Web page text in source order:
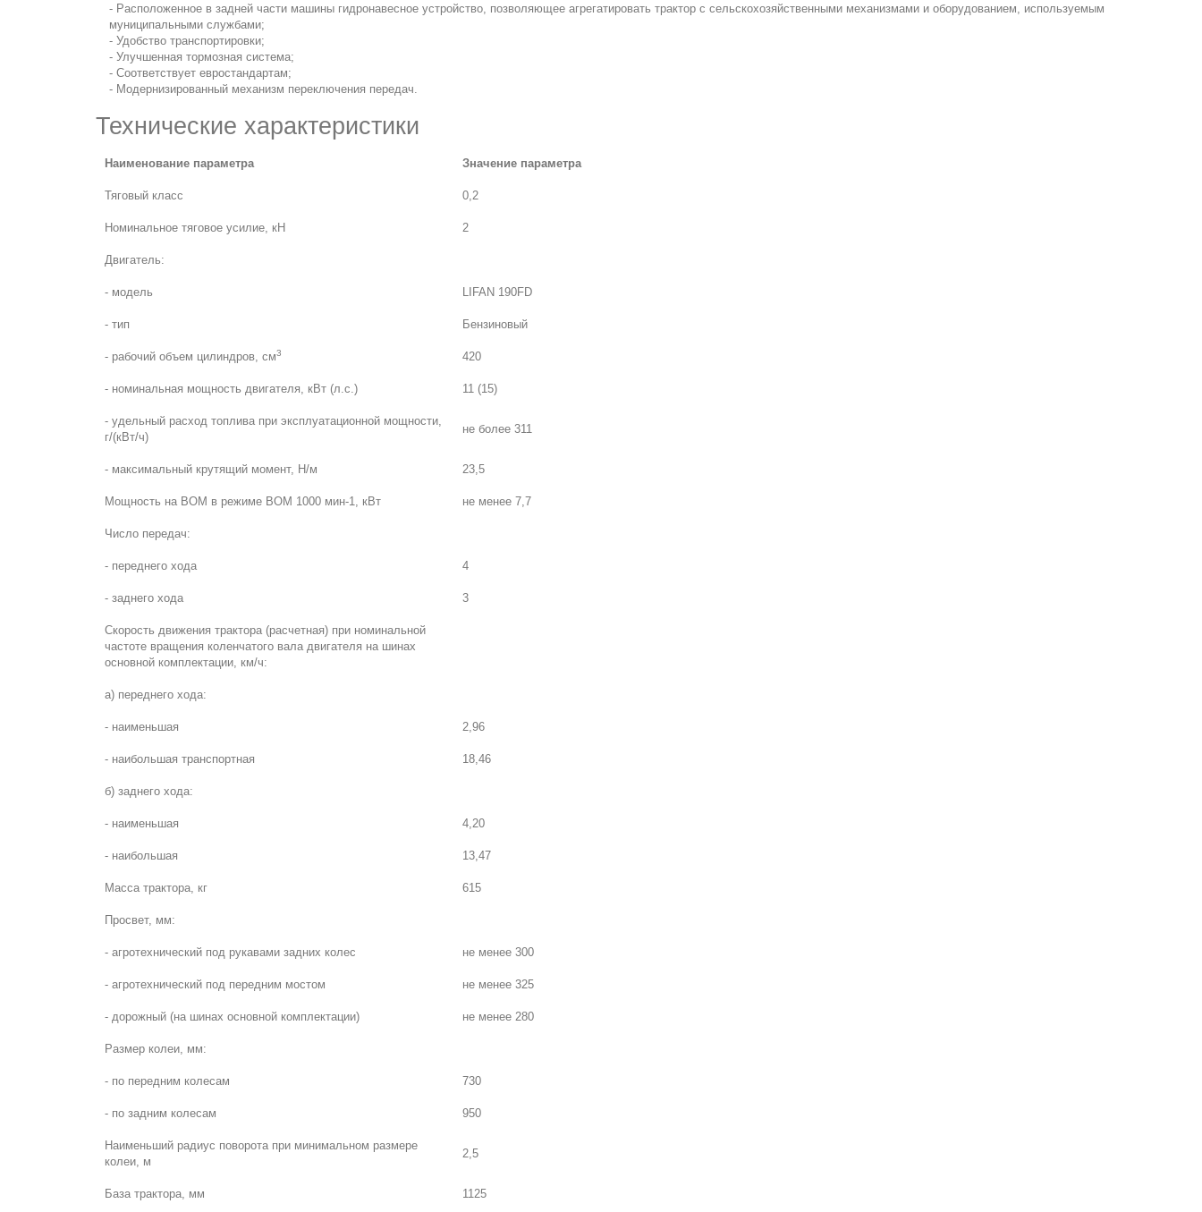
- Расположенное в задней части машины гидронавесное устройство, позволяющее агрегатировать трактор с сельскохозяйственными механизмами и оборудованием, используемым
муниципальными службами;
- Удобство транспортировки;
- Улучшенная тормозная система;
- Соответствует евростандартам;
- Модернизированный механизм переключения передач.
Технические характеристики
Наименование параметра Значение параметра
Тяговый класс 0,2
Номинальное тяговое усилие, кН 2
Двигатель:
- модель LIFAN 190FD
- тип Бензиновый
- рабочий объем цилиндров, см3 420
- номинальная мощность двигателя, кВт (л.с.) 11 (15)
- удельный расход топлива при эксплуатационной мощности,
г/(кВт/ч)
не более 311
- максимальный крутящий момент, Н/м 23,5
Мощность на ВОМ в режиме ВОМ 1000 мин-1, кВт не менее 7,7
Число передач:
- переднего хода 4
- заднего хода 3
Скорость движения трактора (расчетная) при номинальной
частоте вращения коленчатого вала двигателя на шинах
основной комплектации, км/ч:
а) переднего хода:
- наименьшая 2,96
- наибольшая транспортная 18,46
б) заднего хода:
- наименьшая 4,20
- наибольшая 13,47
Масса трактора, кг 615
Просвет, мм:
- агротехнический под рукавами задних колес не менее 300
- агротехнический под передним мостом не менее 325
- дорожный (на шинах основной комплектации) не менее 280
Размер колеи, мм:
- по передним колесам 730
- по задним колесам 950
Наименьший радиус поворота при минимальном размере
колеи, м
2,5
База трактора, мм 1125